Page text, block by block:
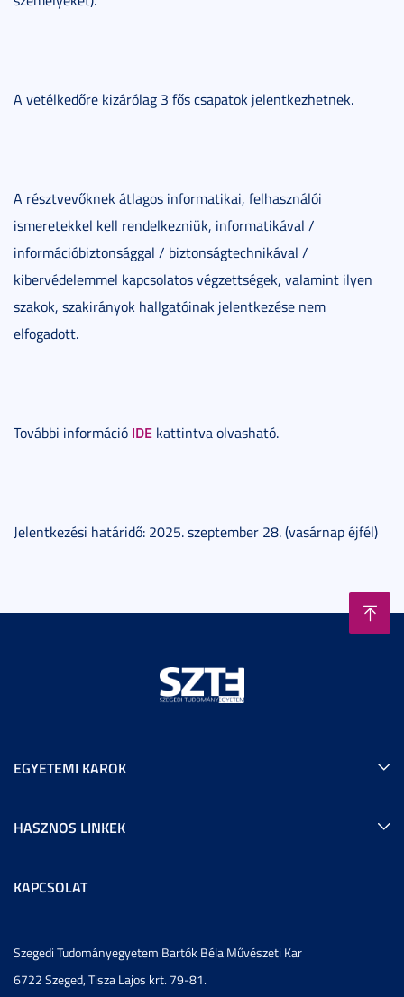
A vetélkedőre kizárólag 3 fős csapatok jelentkezhetnek.
A résztvevőknek átlagos informatikai, felhasználói
ismeretekkel kell rendelkezniük, informatikával /
információbiztonsággal / biztonságtechnikával /
kibervédelemmel kapcsolatos végzettségek, valamint ilyen
szakok, szakirányok hallgatóinak jelentkezése nem
elfogadott.
További információ IDE kattintva olvasható.
Jelentkezési határidő: 2025. szeptember 28. (vasárnap éjfél)
EGYETEMI KAROK
HASZNOS LINKEK
KAPCSOLAT
Szegedi Tudományegyetem Bartók Béla Művészeti Kar
6722 Szeged, Tisza Lajos krt. 79-81.